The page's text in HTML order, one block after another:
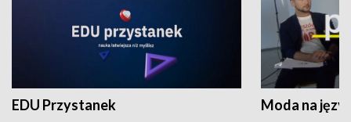
EDU Przystanek Moda na